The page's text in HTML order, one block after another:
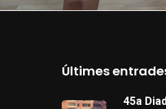
Últimes
45a